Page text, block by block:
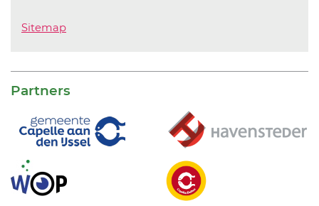
Sitemap
Partners